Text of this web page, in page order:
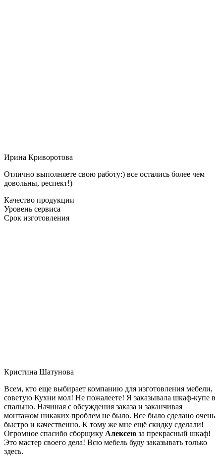
Ирина Криворотова
Отлично выполняете свою работу:) все остались более чем
довольны, респект!)
Качество продукции
Уровень сервиса
Срок изготовления
Кристина Шатунова
Всем, кто еще выбирает компанию для изготовления мебели,
советую Кухни мол! Не пожалеете! Я заказывала шкаф-купе в
спальню. Начиная с обсуждения заказа и заканчивая
монтажом никаких проблем не было. Все было сделано очень
быстро и качественно. К тому же мне ещё скидку сделали!
Огромное спасибо сборщику Алексею за прекрасный шкаф!
Это мастер своего дела! Всю мебель буду заказывать только
здесь.